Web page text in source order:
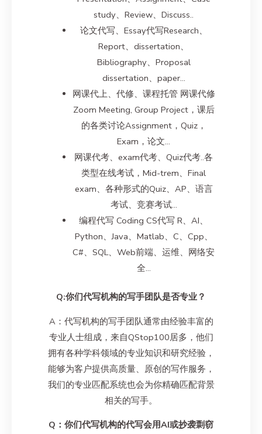
study、Review、Discuss..
论文代写、Essay代写Research、
Report、dissertation、
Bibliography、Proposal
dissertation、paper…
网课代上、代修、课程托管 网课代修
Zoom Meeting, Group Project，课后
的各类讨论Assignment，Quiz，
Exam，论文…
网课代考、exam代考、Quiz代考..各
类型在线考试，Mid-trem、Final
exam、各种形式的Quiz、AP、语言
考试、竞赛考试…
编程代写 Coding CS代写 R、AI、
Python、Java、Matlab、C、Cpp、
C#、SQL、Web前端、运维、网络安
全…
Q:你们代写机构的写手团队是否专业？
A：代写机构的写手团队通常由经验丰富的
专业人士组成，来自QStop100居多，他们
拥有各种学科领域的专业知识和研究经验，
能够为客户提供高质量、原创的写作服务，
我们的专业匹配系统也会为你精确匹配背景
相关的写手。
Q：你们代写机构的代写会用AI或抄袭剽窃